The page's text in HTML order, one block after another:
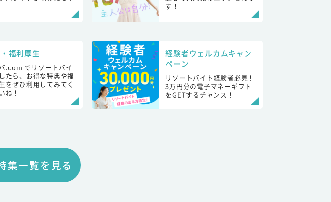
す！
福利厚生
.com でリゾートバイ
たら、お得な特典や福
をぜひ利用してみてく
ね！
経験者ウェルカムキャン
ペーン
リゾートバイト経験者必見！
3万円分の電子マネーギフト
をGETするチャンス！
集一覧を見る